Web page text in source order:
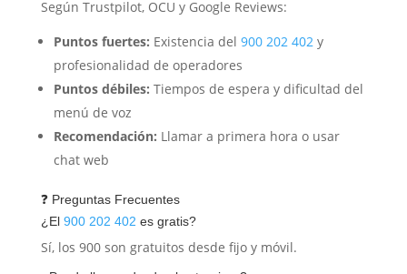
Según Trustpilot, OCU y Google Reviews:
Puntos fuertes: Existencia del 900 202 402y
profesionalidad de operadores
Puntos débiles: Tiempos de espera y dificultad del
menú de voz
Recomendación: Llamar a primera hora o usar
chat web
❓ Preguntas Frecuentes
¿El 900 202 402 es gratis?
Sí, los 900 son gratuitos desde fijo y móvil.